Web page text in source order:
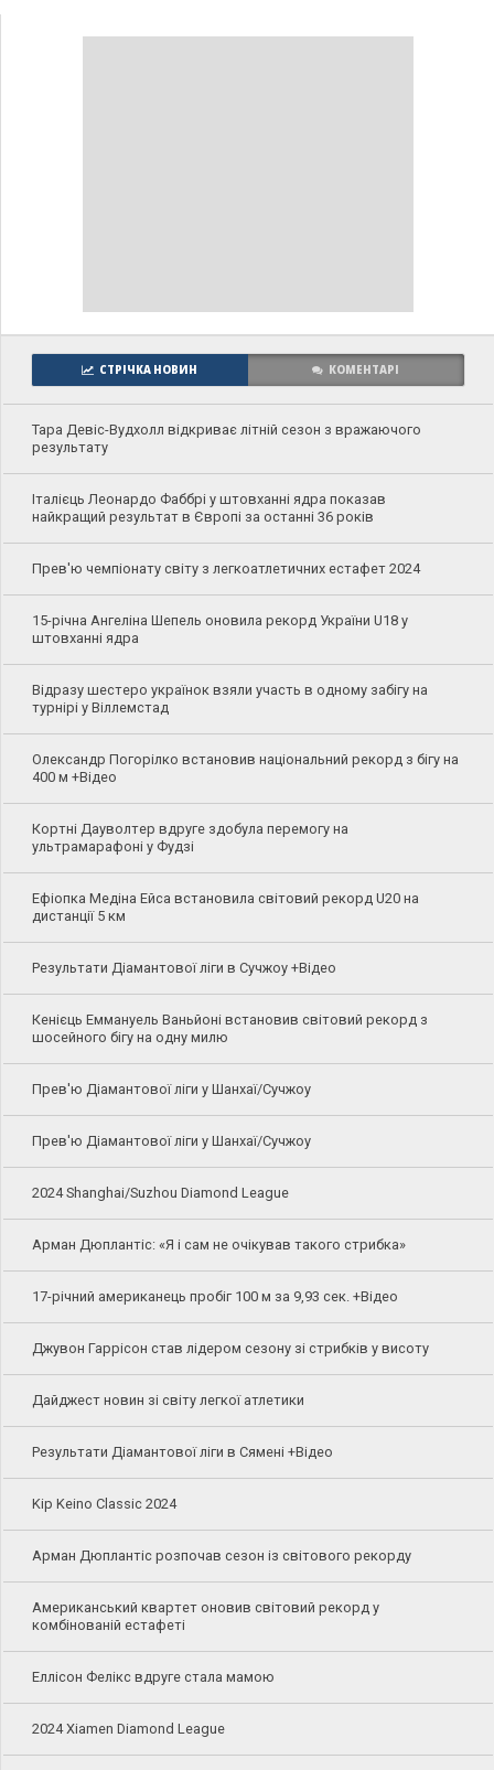
СТРІЧКА НОВИН КОМЕНТАРІ
Тара Девіс-Вудхолл відкриває літній сезон з вражаючого
результату
Італієць Леонардо Фаббрі у штовханні ядра показав
найкращий результат в Європі за останні 36 років
Прев'ю чемпіонату світу з легкоатлетичних естафет 2024
15-річна Ангеліна Шепель оновила рекорд України U18 у
штовханні ядра
Відразу шестеро українок взяли участь в одному забігу на
турнірі у Віллемстад
Олександр Погорілко встановив національний рекорд з бігу на
400 м +Відео
Кортні Дауволтер вдруге здобула перемогу на
ультрамарафоні у Фудзі
Ефіопка Медіна Ейса встановила світовий рекорд U20 на
дистанції 5 км
Результати Діамантової ліги в Сучжоу +Відео
Кенієць Еммануель Ваньйоні встановив світовий рекорд з
шосейного бігу на одну милю
Прев'ю Діамантової ліги у Шанхаї/Сучжоу
Прев'ю Діамантової ліги у Шанхаї/Сучжоу
2024 Shanghai/Suzhou Diamond League
Арман Дюплантіс: «Я і сам не очікував такого стрибка»
17-річний американець пробіг 100 м за 9,93 сек. +Відео
Джувон Гаррісон став лідером сезону зі стрибків у висоту
Дайджест новин зі світу легкої атлетики
Результати Діамантової ліги в Сямені +Відео
Kip Keino Classic 2024
Арман Дюплантіс розпочав сезон із світового рекорду
Американський квартет оновив світовий рекорд у
комбінованій естафеті
Еллісон Фелікс вдруге стала мамою
2024 Xiamen Diamond League